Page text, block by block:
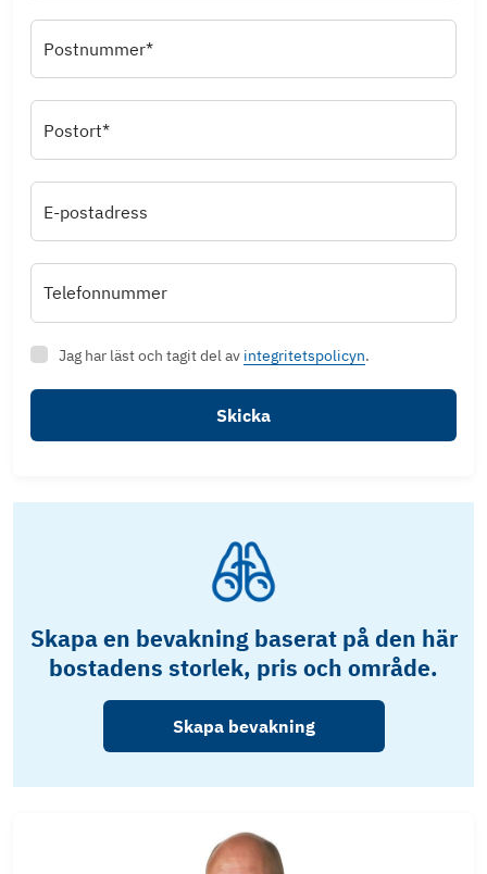
Postnummer*
Postort*
E-postadress
Telefonnummer
Jag har läst och tagit del av integritetspolicyn.
Skicka
Skapa en bevakning baserat på den här
bostadens storlek, pris och område.
Skapa bevakning